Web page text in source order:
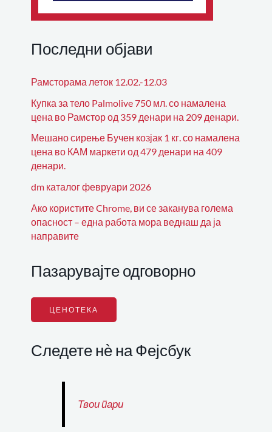
Последни објави
Рамсторама леток 12.02.-12.03
Купка за тело Palmolive 750 мл. со намалена
цена во Рамстор од 359 денари на 209 денари.
Мешано сирење Бучен козјак 1 кг. со намалена
цена во КАМ маркети од 479 денари на 409
денари.
dm каталог февруари 2026
Ако користите Chrome, ви се заканува голема
опасност – една работа мора веднаш да ја
направите
Пазарувајте одговорно
ЦЕНОТЕКА
Следете нѐ на Фејсбук
Твои пари